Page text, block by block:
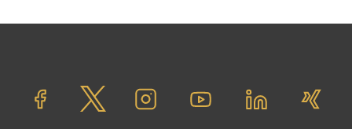
23.02.2023|Podcast|Immobilienpolitik,
in der Immobilienbranche bis